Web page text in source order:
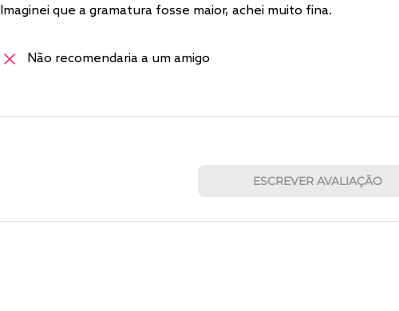
Imaginei que a gramatura fosse maior, achei muito fina.
Não recomendaria a um amigo
ESCREVER AVALIAÇÃO